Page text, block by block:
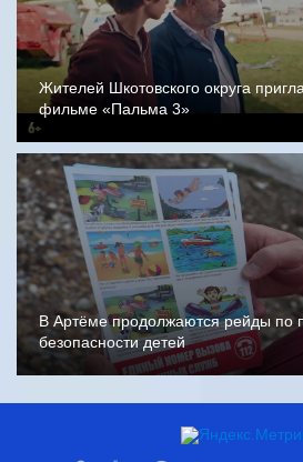
Жителей Шкотовского округа
фильме «Пальма 3»
В Артёме продолжаются рейды по
безопасности детей